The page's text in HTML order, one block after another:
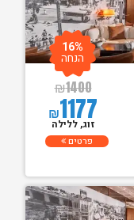
₪1400
₪1177
16%
הנחה
זוג, ללילה
פרטים